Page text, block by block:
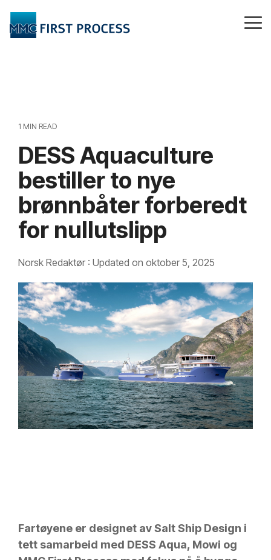
the
main
1 MIN READ
DESS Aquaculture
bestiller to nye
brønnbåter forberedt
for nullutslipp
Norsk Redaktør : Updated on oktober 5, 2025
Fartøyene er designet av Salt Ship Design i
tett samarbeid med DESS Aqua, Mowi og